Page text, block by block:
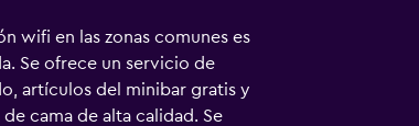
wifi en las zonas comunes es
Se ofrece un servicio de
artículos del minibar gratis y
cama de alta calidad. Se